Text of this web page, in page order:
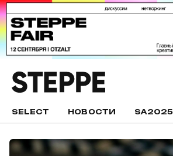
SELECT НОВОСТИ SA2025